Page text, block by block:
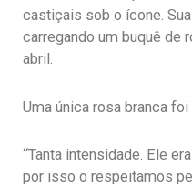
castiçais sob o ícone.
carregando um buquê de
abril.
Uma única rosa branca
“Tanta intensidade. Ele
por isso o respeitamos